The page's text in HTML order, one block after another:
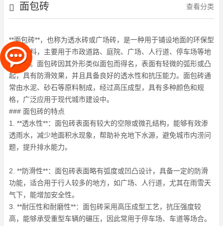
面包砖 查看分类
**面包砖**，也称为透水砖或广场砖，是一种用于铺设地面的环保型
建筑材料，主要用于市政道路、庭院、广场、人行道、停车场等地
面铺设。面包砖因其外形类似面包而得名，表面有轻微的弧形或凸
起，具有防滑效果，并且具备良好的透水性和抗压能力。面包砖通
常由水泥、砂石等原料制成，经过高压成型，具有多种颜色和规
格，广泛应用于现代城市建设中。
### 面包砖的特点
1. **透水性**：面包砖表面有较大的空隙或微孔结构，能够有效渗
透雨水，减少地面积水现象，帮助补充地下水源，避免城市内涝问
题，提升排水能力。
2. **防滑性**：面包砖表面略有弧度或凹凸设计，具备一定的防滑
功能，适合用于行人较多的地方，如广场、人行道，尤其在雨雪天
气下，能增加安全性。
3. **耐压性和耐磨性**：面包砖采用高压成型工艺，抗压强度较
高，能够承受重型车辆的碾压，因此常用于停车场、车道等场合。